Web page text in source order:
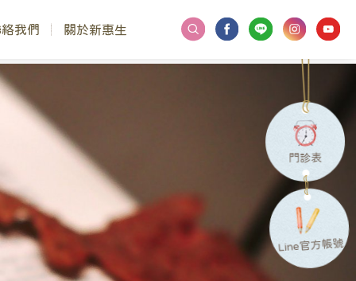
我們 關於新惠生
門診表
Line官方帳號